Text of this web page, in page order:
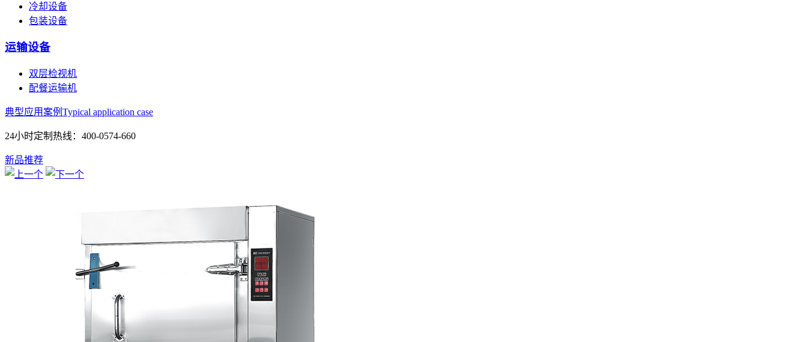
冷却设备
包装设备
运输设备
双层检视机
配餐运输机
典型应用案例 Typical application case
24小时定制热线： 400-0574-660
新品推荐